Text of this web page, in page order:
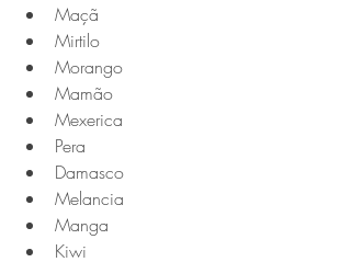
Maçã
Mirtilo
Morango
Mamão
Mexerica
Pera
Damasco
Melancia
Manga
Kiwi